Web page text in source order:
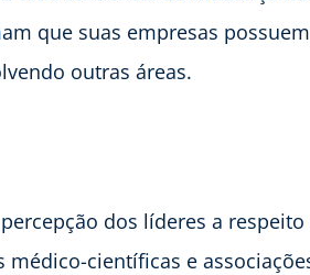
que suas empresas
outras áreas.
dos líderes a
médico-científicas e